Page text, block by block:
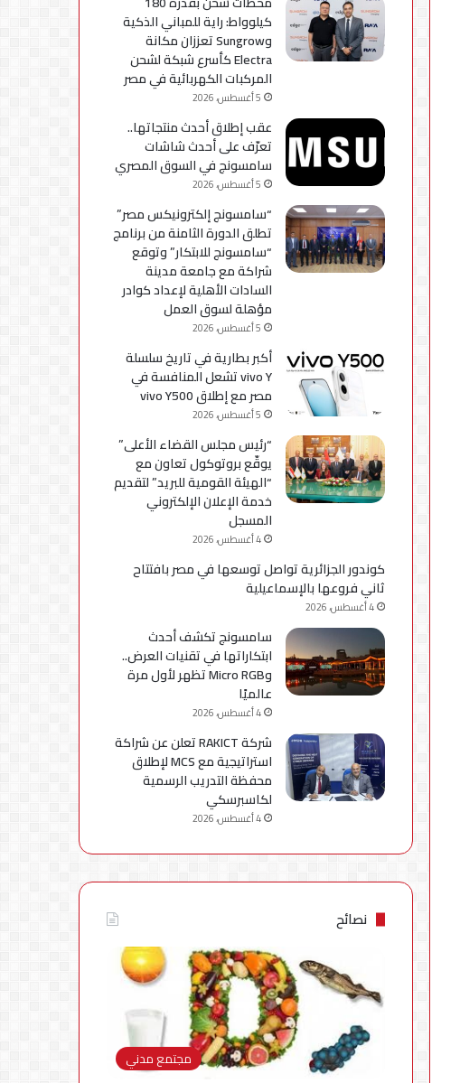
كيلوواط: راية للمباني الذكية
وSungrow تعززان مكانة
Electra كأسرع شبكة لشحن
المركبات الكهربائية في مصر
5 أغسطس، 2026
عقب إطلاق أحدث منتجاتها..
تعرّف على أحدث شاشات
سامسونج في السوق المصري
5 أغسطس، 2026
“سامسونج إلكترونيكس مصر”
تطلق الدورة الثامنة من برنامج
“سامسونج للابتكار” وتوقع
شراكة مع جامعة مدينة
السادات الأهلية لإعداد كوادر
مؤهلة لسوق العمل
5 أغسطس، 2026
أكبر بطارية في تاريخ سلسلة
vivo Y تشعل المنافسة في
مصر مع إطلاق vivo Y500
5 أغسطس، 2026
“رئيس مجلس القضاء الأعلى”
يوقّع بروتوكول تعاون مع
“الهيئة القومية للبريد” لتقديم
خدمة الإعلان الإلكتروني
المسجل
4 أغسطس، 2026
كوندور الجزائرية تواصل توسعها في مصر بافتتاح
ثاني فروعها بالإسماعيلية
4 أغسطس، 2026
سامسونج تكشف أحدث
ابتكاراتها في تقنيات العرض..
وMicro RGB تظهر لأول مرة
عالميًا
4 أغسطس، 2026
شركة RAKICT تعلن عن شراكة
استراتيجية مع MCS لإطلاق
محفظة التدريب الرسمية
لكاسبرسكي
4 أغسطس، 2026
نصائح
مجتمع مدني